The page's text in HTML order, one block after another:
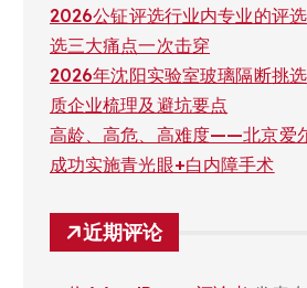
2026公钲评选行业内专业的评
选三大痛点一次击穿
2026年沈阳实验室玻璃隔断挑
质企业梳理及避坑要点
高龄、高危、高难度——北京爱
成功实施青光眼+白内障手术
近期评论